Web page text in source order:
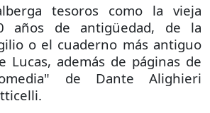
tesoros como la vieja
años de antigüedad, de la
o el cuaderno más antiguo
Lucas, además de páginas de
de Dante Alighieri